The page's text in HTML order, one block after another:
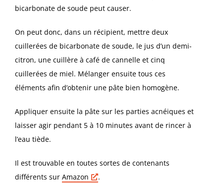
bicarbonate de soude peut causer.
On peut donc, dans un récipient, mettre deux
cuillerées de bicarbonate de soude, le jus d’un demi-
citron, une cuillère à café de cannelle et cinq
cuillerées de miel. Mélanger ensuite tous ces
éléments afin d’obtenir une pâte bien homogène.
Appliquer ensuite la pâte sur les parties acnéiques et
laisser agir pendant 5 à 10 minutes avant de rincer à
l’eau tiède.
Il est trouvable en toutes sortes de contenants
différents sur Amazon .